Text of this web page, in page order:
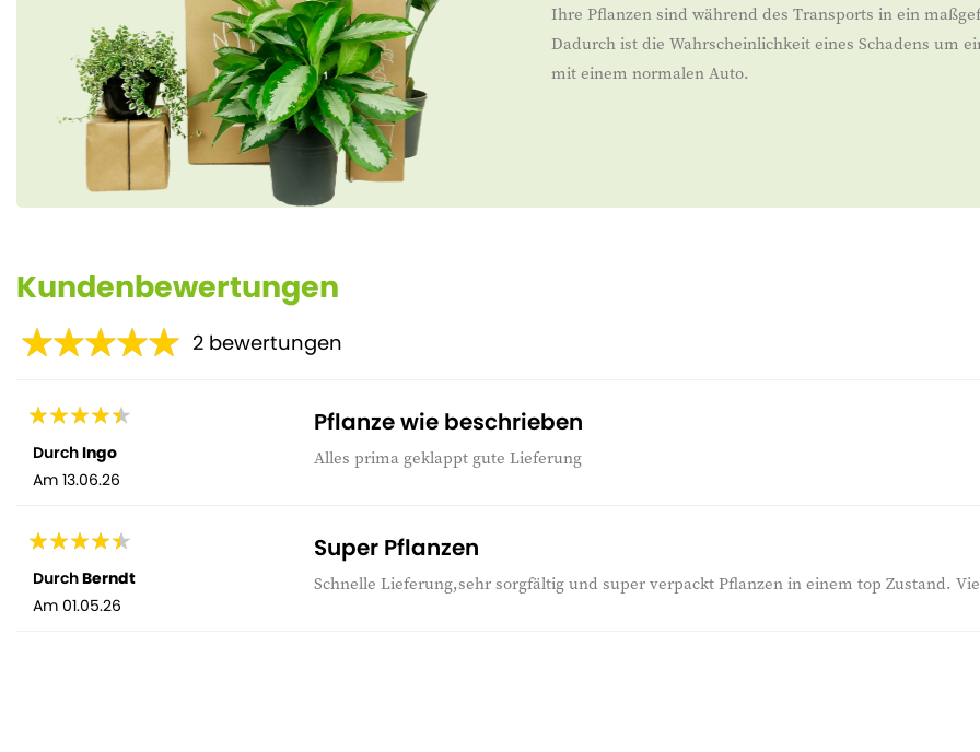
Ihre Pflanzen sind während des Transports in ein
Dadurch ist die Wahrscheinlichkeit eines Schadens um
mit einem normalen Auto.
Kundenbewertungen
2 bewertungen
DurchIngo
Am 13.06.26
Pflanze wie beschrieben
Alles prima geklappt gute Lieferung
DurchBerndt
Am 01.05.26
Super Pflanzen
Schnelle Lieferung,sehr sorgfältig und super verpackt Pflanzen in einem top Zustand.